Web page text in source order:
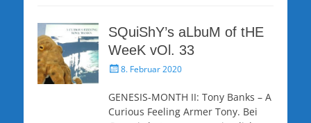
SQuiShY’s aLbuM of tHE
WeeK vOl. 33
Veröffentlicht
8. Februar 2020
GENESIS-MONTH II: Tony Banks – A
Curious Feeling Armer Tony. Bei